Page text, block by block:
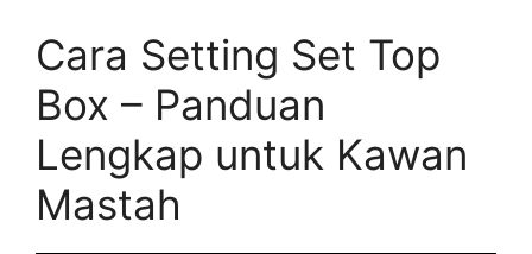
Cara Setting Set Top
Box – Panduan
Lengkap untuk Kawan
Mastah